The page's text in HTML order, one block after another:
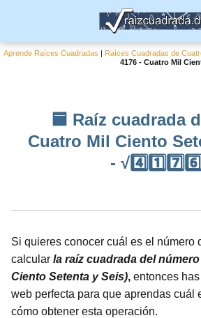
Aprende Raíces Cuadradas | Raíces Cuadradas de
4176 - Cuatro Mil
🟦 Raíz cuadrada
Cuatro Mil Ciento
- √4️⃣1️⃣7️⃣6️⃣
Si quieres conocer cuál es el número
calcular la raíz cuadrada del
Ciento Setenta y Seis), entonces
web perfecta para que aprendas cuál
cómo obtener esta operación.